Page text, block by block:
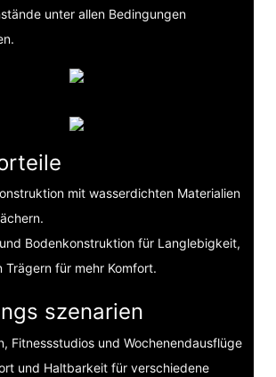
unter allen Bedingungen
mit wasserdichten Materialien
Bodenkonstruktion für Langlebigkeit,
Trägern für mehr Komfort.
szenarien
Fitnessstudios und Wochenendausflüge
und Haltbarkeit für verschiedene